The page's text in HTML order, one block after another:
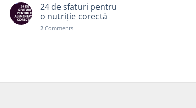
24 de sfaturi pentru
o nutriție corectă
2Comments